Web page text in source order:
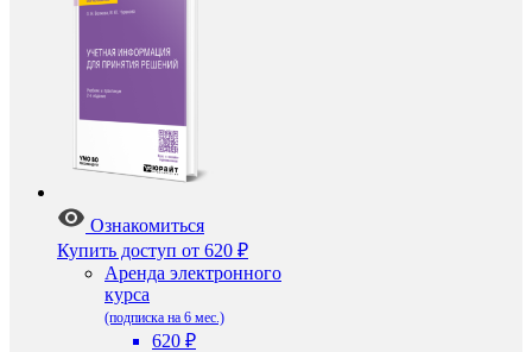
Ознакомиться
Купить доступ от 620 ₽
Аренда электронного
курса
(подписка на 6 мес.)
620 ₽